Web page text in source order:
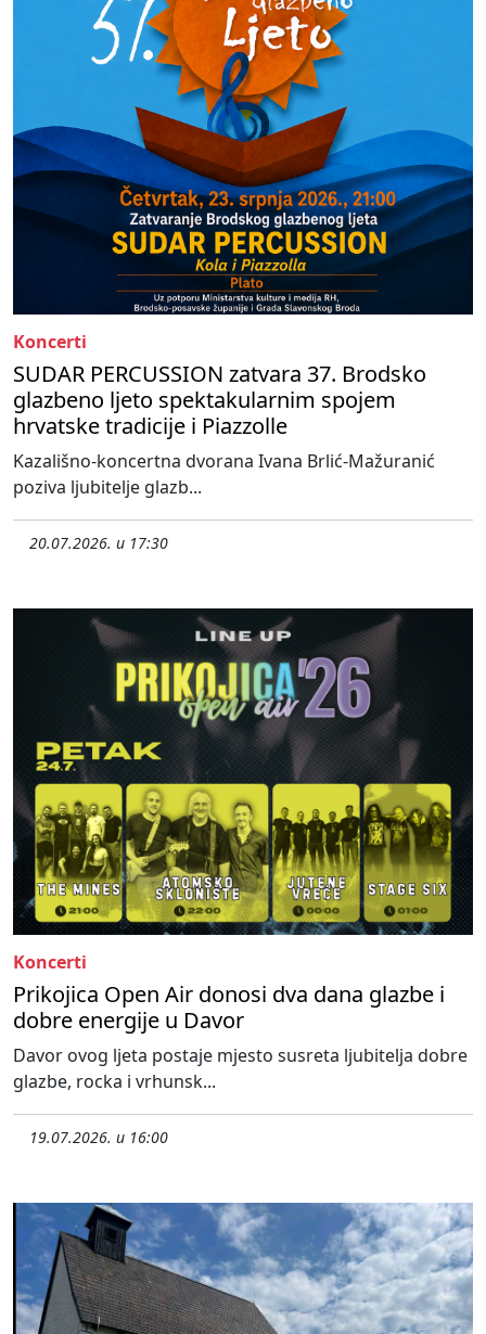
Koncerti
SUDAR PERCUSSION zatvara 37. Brodsko
glazbeno ljeto spektakularnim spojem
hrvatske tradicije i Piazzolle
Kazališno-koncertna dvorana Ivana Brlić-Mažuranić
poziva ljubitelje glazb...
20.07.2026. u 17:30
Koncerti
Prikojica Open Air donosi dva dana glazbe i
dobre energije u Davor
Davor ovog ljeta postaje mjesto susreta ljubitelja dobre
glazbe, rocka i vrhunsk...
19.07.2026. u 16:00